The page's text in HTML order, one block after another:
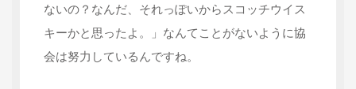
ないの？なんだ、それっぽいからスコッチウイス
キーかと思ったよ。」なんてことがないように協
会は努力しているんですね。